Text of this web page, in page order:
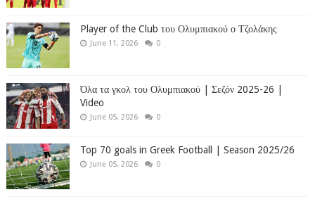
Player of the Club του Ολυμπιακού ο Τζολάκης
June 11, 2026 0
Όλα τα γκολ του Ολυμπιακού | Σεζόν 2025-26 |
Video
June 05, 2026 0
Top 70 goals in Greek Football | Season 2025/26
June 05, 2026 0